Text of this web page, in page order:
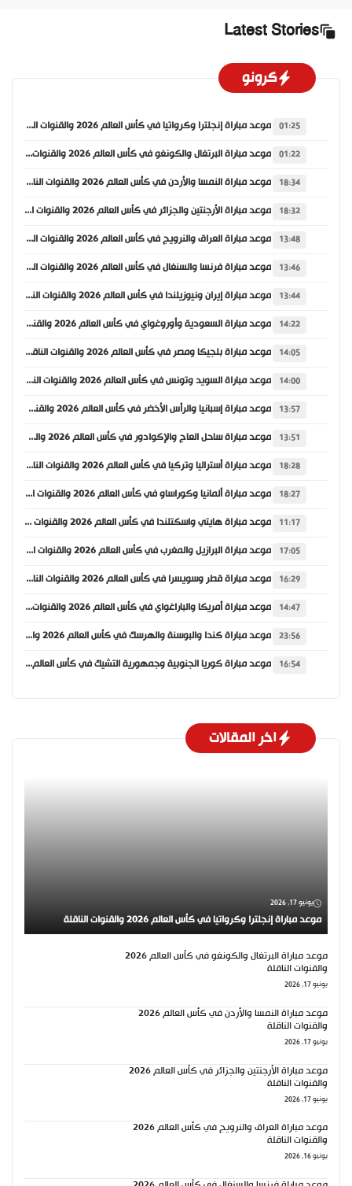
Latest Stories
كرونو
01:25 موعد مباراة إنجلترا وكرواتيا في كأس العالم 2026 والقنوات الناقلة
01:22 موعد مباراة البرتغال والكونغو في كأس العالم 2026 والقنوات الناقلة
18:34 موعد مباراة النمسا والأردن في كأس العالم 2026 والقنوات الناقلة
18:32 موعد مباراة الأرجنتين والجزائر في كأس العالم 2026 والقنوات الناقلة
13:48 موعد مباراة العراق والنرويج في كأس العالم 2026 والقنوات الناقلة
13:46 موعد مباراة فرنسا والسنغال في كأس العالم 2026 والقنوات الناقلة
13:44 موعد مباراة إيران ونيوزيلندا في كأس العالم 2026 والقنوات الناقلة
14:22 موعد مباراة السعودية وأوروغواي في كأس العالم 2026 والقنوات الناقلة
14:05 موعد مباراة بلجيكا ومصر في كأس العالم 2026 والقنوات الناقلة
14:00 موعد مباراة السويد وتونس في كأس العالم 2026 والقنوات الناقلة
13:57 موعد مباراة إسبانيا والرأس الأخضر في كأس العالم 2026 والقنوات الناقلة
13:51 موعد مباراة ساحل العاج والإكوادور في كأس العالم 2026 والقنوات الناقلة
18:28 موعد مباراة أستراليا وتركيا في كأس العالم 2026 والقنوات الناقلة
18:27 موعد مباراة ألمانيا وكوراساو في كأس العالم 2026 والقنوات الناقلة
11:17 موعد مباراة هايتي واسكتلندا في كأس العالم 2026 والقنوات الناقلة
17:05 موعد مباراة البرازيل والمغرب في كأس العالم 2026 والقنوات الناقلة
16:29 موعد مباراة قطر وسويسرا في كأس العالم 2026 والقنوات الناقلة
14:47 موعد مباراة أمريكا والباراغواي في كأس العالم 2026 والقنوات الناقلة
23:56 موعد مباراة كندا والبوسنة والهرسك في كأس العالم 2026 والقنوات الناقلة
16:54 موعد مباراة كوريا الجنوبية وجمهورية التشيك في كأس العالم 2026 والقنوات الناقلة
اخر المقالات
يونيو 17, 2026
موعد مباراة إنجلترا وكرواتيا في كأس العالم 2026 والقنوات الناقلة
موعد مباراة البرتغال والكونغو في كأس العالم 2026
والقنوات الناقلة
يونيو 17, 2026
موعد مباراة النمسا والأردن في كأس العالم 2026
والقنوات الناقلة
يونيو 17, 2026
موعد مباراة الأرجنتين والجزائر في كأس العالم 2026
والقنوات الناقلة
يونيو 17, 2026
موعد مباراة العراق والنرويج في كأس العالم 2026
والقنوات الناقلة
يونيو 16, 2026